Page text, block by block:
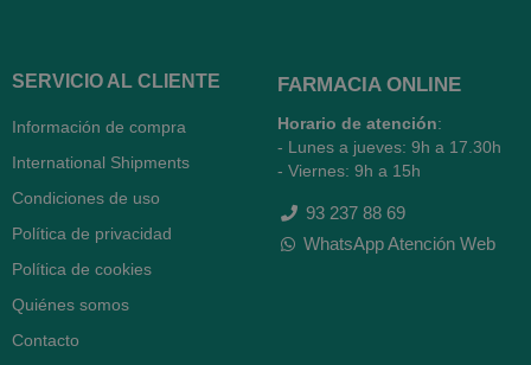
SERVICIO AL CLIENTE
Información de compra
International Shipments
Condiciones de uso
Política de privacidad
Política de cookies
Quiénes somos
Contacto
FARMACIA ONLINE
Horario de atención:
- Lunes a jueves: 9h a 17.30h
- Viernes: 9h a 15h
93 237 88 69
WhatsApp Atención Web